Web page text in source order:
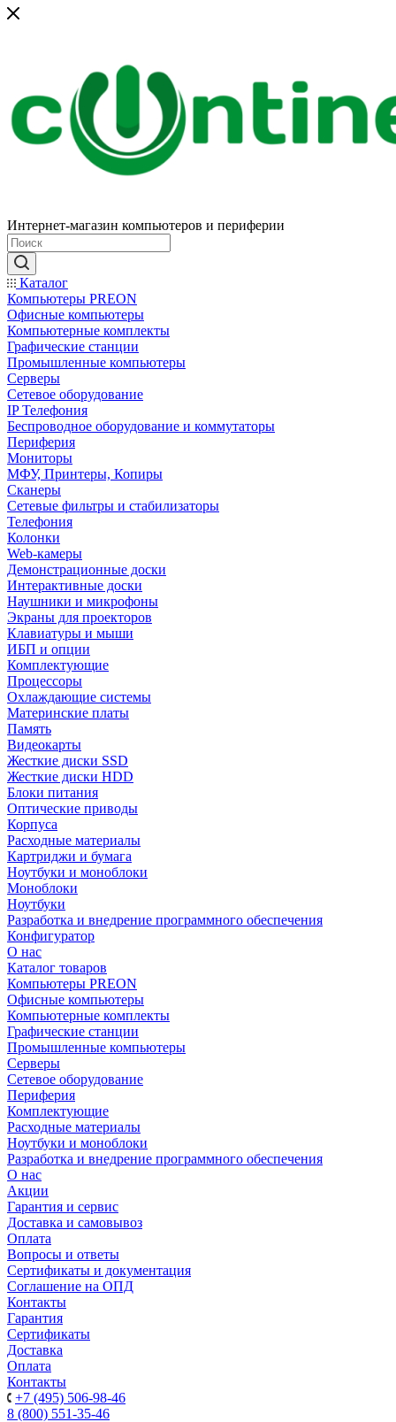
Интернет-магазин компьютеров и периферии
Каталог
Компьютеры PREON
Офисные компьютеры
Компьютерные комплекты
Графические станции
Промышленные компьютеры
Серверы
Сетевое оборудование
IP Телефония
Беспроводное оборудование и коммутаторы
Периферия
Мониторы
МФУ, Принтеры, Копиры
Сканеры
Сетевые фильтры и стабилизаторы
Телефония
Колонки
Web-камеры
Демонстрационные доски
Интерактивные доски
Наушники и микрофоны
Экраны для проекторов
Клавиатуры и мыши
ИБП и опции
Комплектующие
Процессоры
Охлаждающие системы
Материнские платы
Память
Видеокарты
Жесткие диски SSD
Жесткие диски HDD
Блоки питания
Оптические приводы
Корпуса
Расходные материалы
Картриджи и бумага
Ноутбуки и моноблоки
Моноблоки
Ноутбуки
Разработка и внедрение программного обеспечения
Конфигуратор
О нас
Каталог товаров
Компьютеры PREON
Офисные компьютеры
Компьютерные комплекты
Графические станции
Промышленные компьютеры
Серверы
Сетевое оборудование
Периферия
Комплектующие
Расходные материалы
Ноутбуки и моноблоки
Разработка и внедрение программного обеспечения
О нас
Акции
Гарантия и сервис
Доставка и самовывоз
Оплата
Вопросы и ответы
Сертификаты и документация
Соглашение на ОПД
Контакты
Гарантия
Сертификаты
Доставка
Оплата
Контакты
+7 (495) 506-98-46
8 (800) 551-35-46